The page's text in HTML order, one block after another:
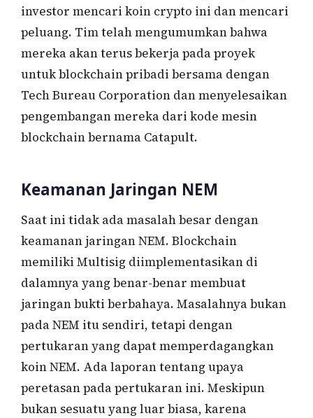
investor mencari koin crypto ini dan mencari
peluang. Tim telah mengumumkan bahwa
mereka akan terus bekerja pada proyek
untuk blockchain pribadi bersama dengan
Tech Bureau Corporation dan menyelesaikan
pengembangan mereka dari kode mesin
blockchain bernama Catapult.
Keamanan Jaringan NEM
Saat ini tidak ada masalah besar dengan
keamanan jaringan NEM. Blockchain
memiliki Multisig diimplementasikan di
dalamnya yang benar-benar membuat
jaringan bukti berbahaya. Masalahnya bukan
pada NEM itu sendiri, tetapi dengan
pertukaran yang dapat memperdagangkan
koin NEM. Ada laporan tentang upaya
peretasan pada pertukaran ini. Meskipun
bukan sesuatu yang luar biasa, karena